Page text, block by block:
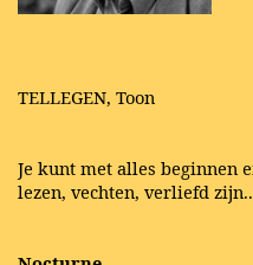
TELLEGEN, Toon
Je kunt met alles beginnen
lezen, vechten, verliefd